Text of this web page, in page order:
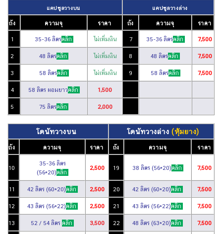
แคปซูลวางบน แคปซูลวางล่าง
ถัง ความจุ ราคา ถัง ความจุ ราคา
1 35-36 ลิตรคลิก ไม่เพิ่มเงิน 7 35-36 ลิตรคลิก 7,500
2 48 ลิตรคลิก ไม่เพิ่มเงิน 8 48 ลิตรคลิก 7,500
3 58 ลิตรคลิก ไม่เพิ่มเงิน 9 58 ลิตรคลิก 7,500
4 58 ลิตร ผอมยาวคลิก 1,500
5 75 ลิตรคลิก 2,000
โดนัทวางบน โดนัทวางล่าง(หุ้มยาง)
ถัง ความจุ ราคา ถัง ความจุ ราคา
10
35-36 ลิตร
(56*20)คลิก
2,500 19 38 ลิตร (56*20)คลิก 7,500
11 42 ลิตร (60*20)คลิก 2,500 20 42 ลิตร (60*20)คลิก 7,500
12 43 ลิตร (56*22)คลิก 2,500 21 43 ลิตร (56*22)คลิก 7,500
13 52 / 54 ลิตร คลิก 3,500 22 48 ลิตร (63*20)คลิก 7,500